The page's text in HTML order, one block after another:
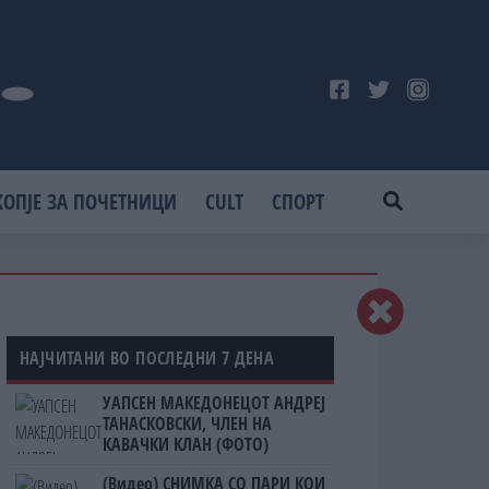
ЗА ПОЧЕТНИЦИ CULT СПОРТ
НАЈЧИТАНИ ВО ПОСЛЕДНИ 7 ДЕНА
УАПСЕН МАКЕДОНЕЦОТ АНДРЕЈ
ТАНАСКОВСКИ, ЧЛЕН НА
КАВАЧКИ КЛАН (ФОТО)
(Видео) СНИМКА СО ПАРИ КОИ